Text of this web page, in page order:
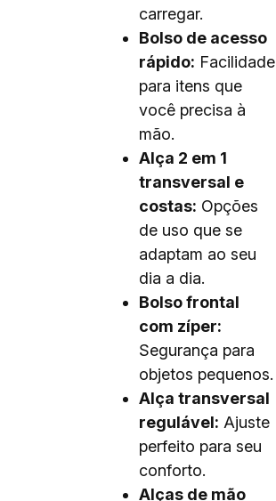
carregar.
Bolso de acesso
rápido: Facilidade
para itens que
você precisa à
mão.
Alça 2 em 1
transversal e
costas: Opções
de uso que se
adaptam ao seu
dia a dia.
Bolso frontal
com zíper:
Segurança para
objetos pequenos.
Alça transversal
regulável: Ajuste
perfeito para seu
conforto.
Alças de mão